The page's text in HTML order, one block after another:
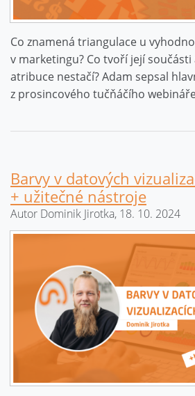
Co znamená triangulace u
v marketingu? Co tvoří její
atribuce nestačí? Adam sepsal
z prosincového tučňáčího
Barvy v datových
+ užitečné nástroje
Autor Dominik Jirotka, 18. 10. 2024